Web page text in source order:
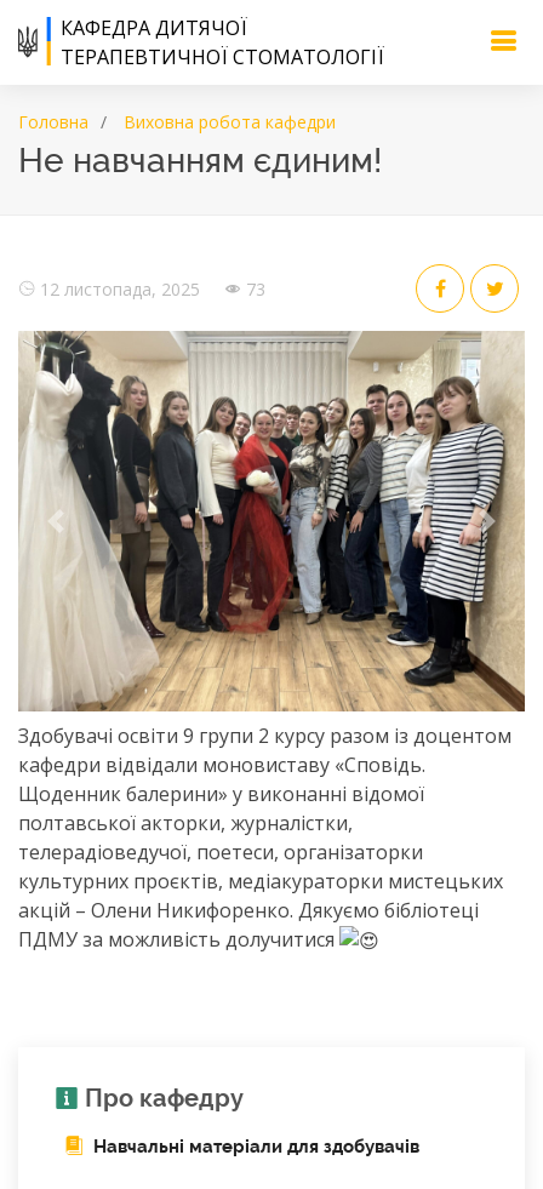
КАФЕДРА ДИТЯЧОЇ
ТЕРАПЕВТИЧНОЇ СТОМАТОЛОГІЇ
Головна Виховна робота кафедри
Не навчанням єдиним!
12 листопада, 2025 73
Previous Next
Здобувачі освіти 9 групи 2 курсу разом із доцентом
кафедри відвідали моновиставу «Сповідь.
Щоденник балерини» у виконанні відомої
полтавської акторки, журналістки,
телерадіоведучої, поетеси, організаторки
культурних проєктів, медіакураторки мистецьких
акцій – Олени Никифоренко. Дякуємо бібліотеці
ПДМУ за можливість долучитися
Про кафедру
Навчальні матеріали для здобувачів